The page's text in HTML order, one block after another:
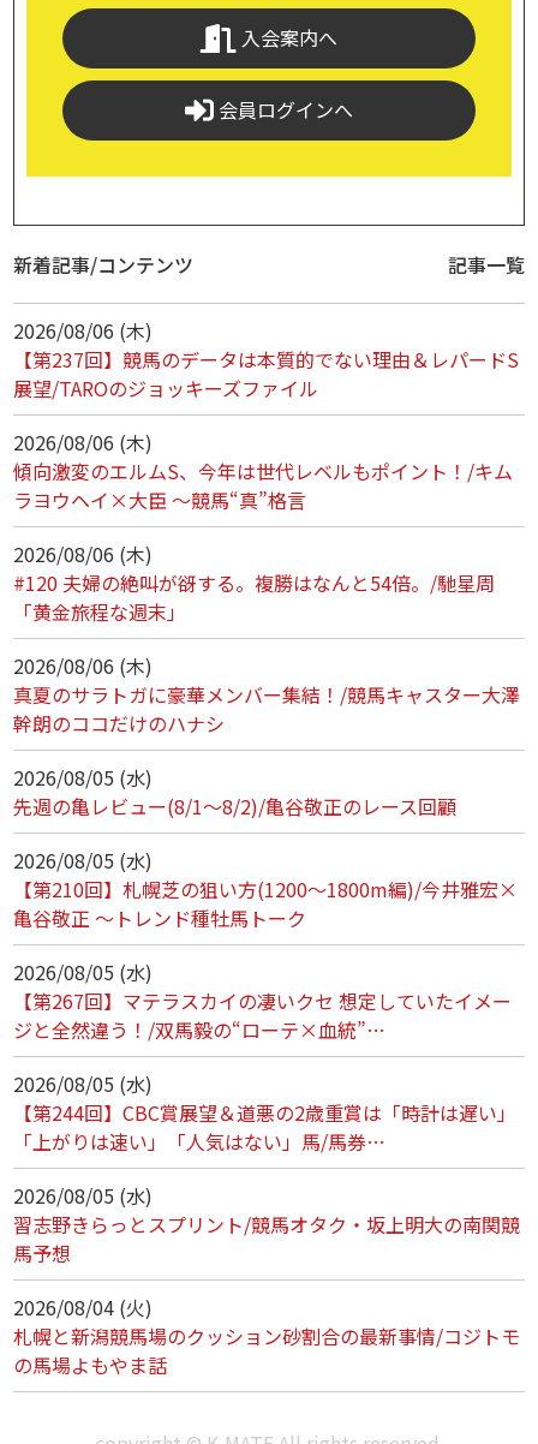
入会案内へ
会員ログインへ
新着記事/コンテンツ 記事一覧
2026/08/06 (木)
【第237回】競馬のデータは本質的でない理由＆レパードS
展望/TAROのジョッキーズファイル
2026/08/06 (木)
傾向激変のエルムS、今年は世代レベルもポイント！/キム
ラヨウヘイ×大臣 ～競馬“真”格言
2026/08/06 (木)
#120 夫婦の絶叫が谺する。複勝はなんと54倍。/馳星周
「黄金旅程な週末」
2026/08/06 (木)
真夏のサラトガに豪華メンバー集結！/競馬キャスター大澤
幹朗のココだけのハナシ
2026/08/05 (水)
先週の亀レビュー(8/1～8/2)/亀谷敬正のレース回顧
2026/08/05 (水)
【第210回】札幌芝の狙い方(1200～1800m編)/今井雅宏×
亀谷敬正 ～トレンド種牡馬トーク
2026/08/05 (水)
【第267回】マテラスカイの凄いクセ 想定していたイメー
ジと全然違う！/双馬毅の“ローテ×血統”…
2026/08/05 (水)
【第244回】CBC賞展望＆道悪の2歳重賞は「時計は遅い」
「上がりは速い」「人気はない」馬/馬券…
2026/08/05 (水)
習志野きらっとスプリント/競馬オタク・坂上明大の南関競
馬予想
2026/08/04 (火)
札幌と新潟競馬場のクッション砂割合の最新事情/コジトモ
の馬場よもやま話